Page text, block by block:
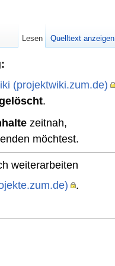
(projektwiki.zum.de)
.
zeitnah,
möchtest.
weiterarbeiten
.
Lesen Quelltext anzeigen